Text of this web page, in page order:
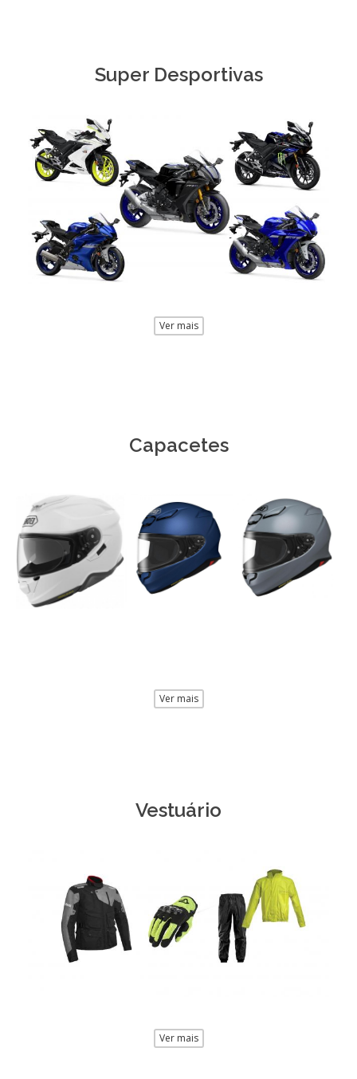
Super Desportivas
Ver mais
Capacetes
Ver mais
Vestuário
Ver mais